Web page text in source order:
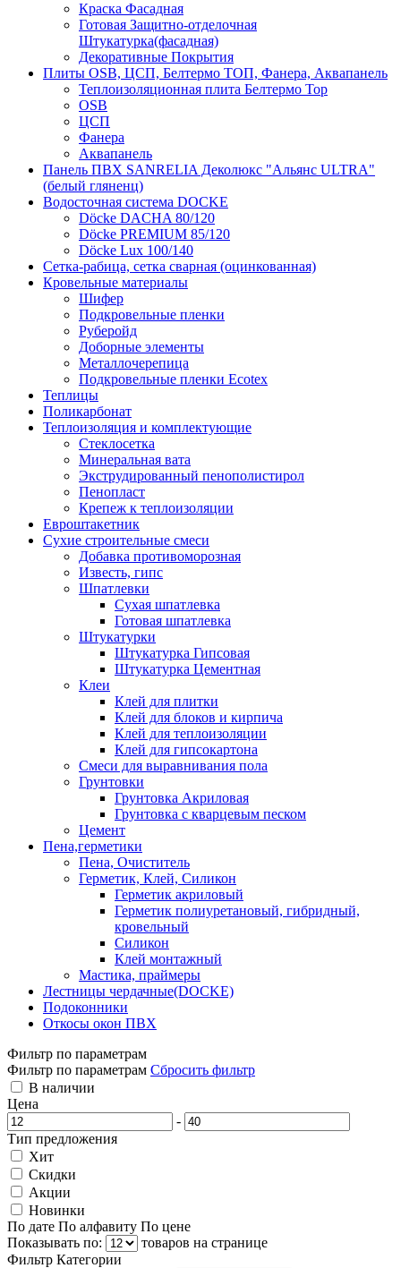
Краска Фасадная
Готовая Защитно-отделочная
Штукатурка(фасадная)
Декоративные Покрытия
Плиты OSB, ЦСП, Белтермо ТОП, Фанера, Аквапанель
Теплоизоляционная плита Белтермо Top
OSB
ЦСП
Фанера
Аквапанель
Панель ПВХ SANRELIA Деколюкс "Альянс ULTRA"
(белый гляненц)
Водосточная система DOCKE
Döсkе DACHA 80/120
Döcke PREMIUM 85/120
Döсkе Luх 100/140
Сетка-рабица, сетка сварная (оцинкованная)
Кровельные материалы
Шифер
Подкровельные пленки
Руберойд
Доборные элементы
Металлочерепица
Подкровельные пленки Ecotex
Теплицы
Поликарбонат
Теплоизоляция и комплектующие
Стеклосетка
Минеральная вата
Экструдированный пенополистирол
Пенопласт
Крепеж к теплоизоляции
Евроштакетник
Сухие строительные смеси
Добавка противоморозная
Известь, гипс
Шпатлевки
Сухая шпатлевка
Готовая шпатлевка
Штукатурки
Штукатурка Гипсовая
Штукатурка Цементная
Клеи
Клей для плитки
Клей для блоков и кирпича
Клей для теплоизоляции
Клей для гипсокартона
Смеси для выравнивания пола
Грунтовки
Грунтовка Акриловая
Грунтовка с кварцевым песком
Цемент
Пена,герметики
Пена, Очиститель
Герметик, Клей, Силикон
Герметик акриловый
Герметик полиуретановый, гибридный,
кровельный
Силикон
Клей монтажный
Мастика, праймеры
Лестницы чердачные(DOCKE)
Подоконники
Откосы окон ПВХ
Фильтр по параметрам
Фильтр по параметрам Сбросить фильтр
В наличии
Цена
-
Тип предложения
Хит
Скидки
Акции
Новинки
По дате По алфавиту По цене
Показывать по:
товаров на странице
Фильтр Категории